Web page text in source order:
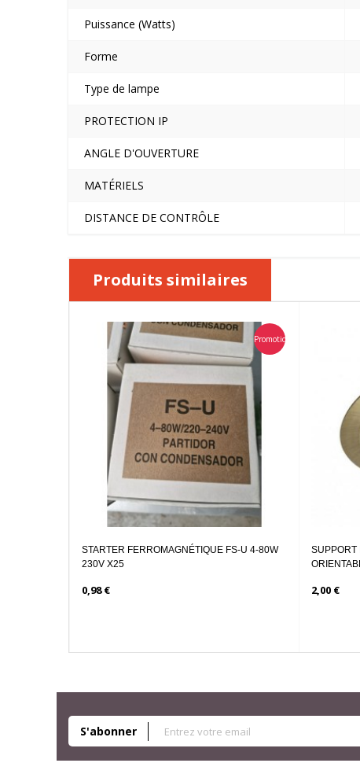
Puissance (Watts)
Forme
Type de lampe
PROTECTION IP
ANGLE D'OUVERTURE
MATÉRIELS
DISTANCE DE CONTRÔLE
Produits similaires
SPOT ALUMINIUM ORIENTABLE
SUPPORT DE SPOT ROND ALUMINIUM
S'abonner